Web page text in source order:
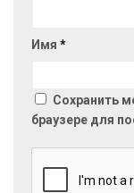
Имя *
Сохранить
браузере для